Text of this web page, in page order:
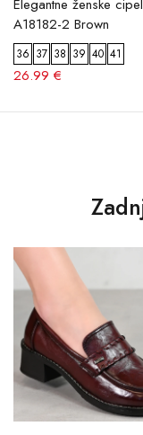
Elegantne ženske
A18182-2 Brown
36 37 38 39 40 41
26.99 €